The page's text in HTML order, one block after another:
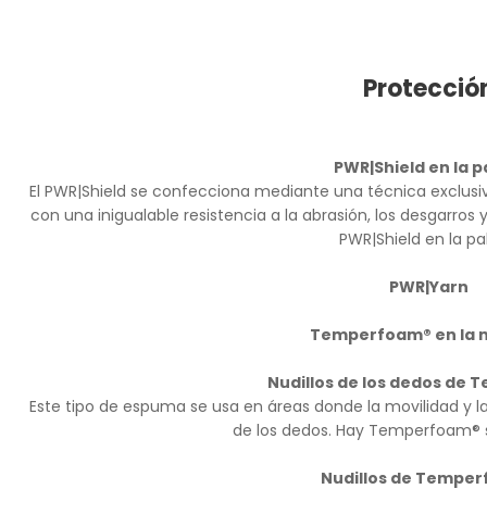
PWR|Shield en la
El PWR|Shield se confecciona mediante una técnica
con una inigualable resistencia a la abrasión, los
PWR|Shield en la
PWR|Yarn
Temperfoam® en la
Nudillos de los dedos de
Este tipo de espuma se usa en áreas donde la movilidad y
de los dedos. Hay
Nudillos de